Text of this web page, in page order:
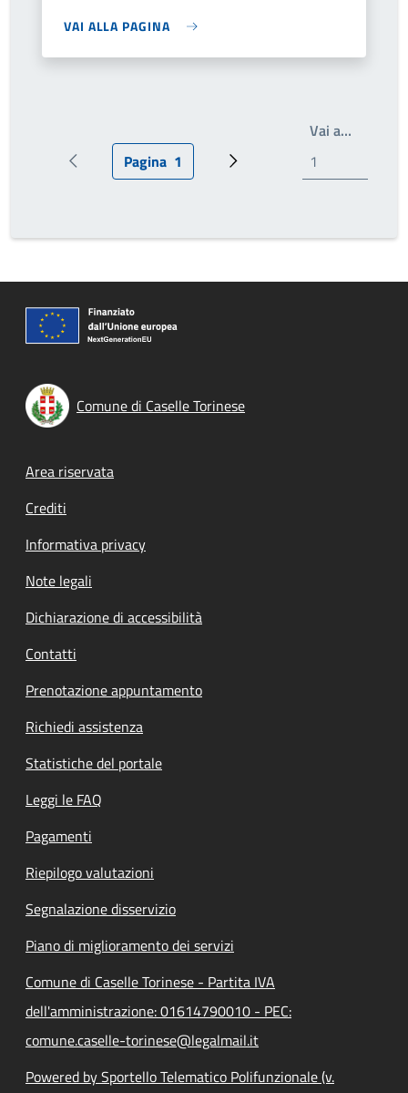
VAI ALLA PAGINA
Pagina precedentePagina attuale
Pagina 1 Prossima pagina
Vai a…
Comune di Caselle Torinese
Footer menu
Area riservata
Crediti
Informativa privacy
Note legali
Dichiarazione di accessibilità
Contatti
Prenotazione appuntamento
Richiedi assistenza
Statistiche del portale
Leggi le FAQ
Pagamenti
Riepilogo valutazioni
Segnalazione disservizio
Piano di miglioramento dei servizi
Comune di Caselle Torinese - Partita IVA
dell'amministrazione: 01614790010 - PEC:
comune.caselle-torinese@legalmail.it
Powered by Sportello Telematico Polifunzionale (v.